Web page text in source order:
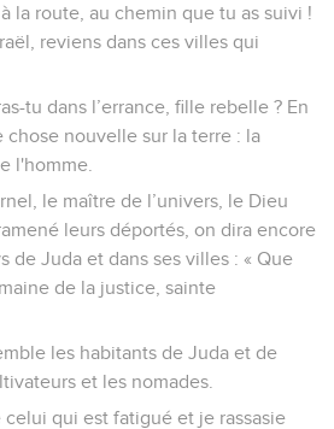
la route, au chemin que tu as suivi !
reviens dans ces villes qui
tu dans l’errance, fille rebelle ? En
nouvelle sur la terre : la
l'homme.
le maître de l’univers, le Dieu
leurs déportés, on dira encore
de Juda et dans ses villes : « Que
de la justice, sainte
les habitants de Juda et de
et les nomades.
qui est fatigué et je rassasie